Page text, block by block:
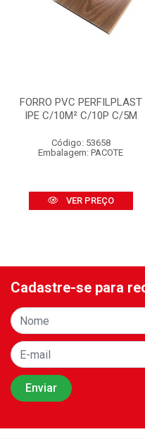
FORRO PVC PERFILPLAST
IPE C/10M² C/10P C/5M
Código: 53658
Embalagem: PACOTE
VER PREÇO
Cadastre-se para